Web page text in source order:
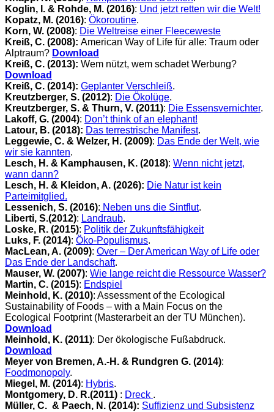
Koglin, I. & Rohde, M. (2016): Und jetzt retten wir die Welt!
Kopatz, M. (2016): Ökoroutine.
Korn, W. (2008): Die Weltreise einer Fleeceweste
Kreiß, C. (2008): American Way of Life für alle: Traum oder
Alptraum? Download
Kreiß, C. (2013): Wem nützt, wem schadet Werbung?
Download
Kreiß, C. (2014): Geplanter Verschleiß.
Kreutzberger, S. (2012): Die Ökolüge.
Kreutzberger, S. & Thurn, V. (2011): Die Essensvernichter.
Lakoff, G. (2004): Don’t think of an elephant!
Latour, B. (2018): Das terrestrische Manifest.
Leggewie, C. & Welzer, H. (2009): Das Ende der Welt, wie
wir sie kannten.
Lesch, H. & Kamphausen, K. (2018): Wenn nicht jetzt,
wann dann?
Lesch, H. & Kleidon, A. (2026): Die Natur ist kein
Parteimitglied.
Lessenich, S. (2016): Neben uns die Sintflut.
Liberti, S.(2012): Landraub.
Loske, R. (2015): Politik der Zukunftsfähigkeit
Luks, F. (2014): Öko-Populismus.
MacLean, A. (2009): Over – Der American Way of Life oder
Das Ende der Landschaft.
Mauser, W. (2007): Wie lange reicht die Ressource Wasser?
Martin, C. (2015): Endspiel
Meinhold, K. (2010): Assessment of the Ecological
Sustainability of Foods – with a Main Focus on the
Ecological Footprint (Masterarbeit an der TU München).
Download
Meinhold, K. (2011): Der ökologische Fußabdruck.
Download
Meyer von Bremen, A.-H. & Rundgren G. (2014):
Foodmonopoly.
Miegel , M. (2014): Hybris.
Montgomery, D. R.(2011) : Dreck .
Müller, C. & Paech, N. (2014): Suffizienz und Subsistenz